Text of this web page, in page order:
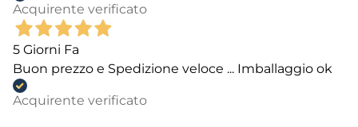
Acquirente verificato
5 Giorni Fa
Buon prezzo e Spedizione veloce ... Imballaggio ok
Acquirente verificato